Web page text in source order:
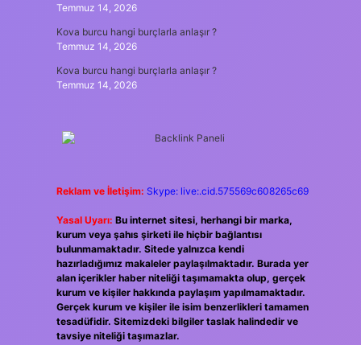
Temmuz 14, 2026
Kova burcu hangi burçlarla anlaşır ?
Temmuz 14, 2026
Kova burcu hangi burçlarla anlaşır ?
Temmuz 14, 2026
Reklam ve İletişim: Skype: live:.cid.575569c608265c69
Yasal Uyarı: Bu internet sitesi, herhangi bir marka,
kurum veya şahıs şirketi ile hiçbir bağlantısı
bulunmamaktadır. Sitede yalnızca kendi
hazırladığımız makaleler paylaşılmaktadır. Burada yer
alan içerikler haber niteliği taşımamakta olup, gerçek
kurum ve kişiler hakkında paylaşım yapılmamaktadır.
Gerçek kurum ve kişiler ile isim benzerlikleri tamamen
tesadüfidir. Sitemizdeki bilgiler taslak halindedir ve
tavsiye niteliği taşımazlar.